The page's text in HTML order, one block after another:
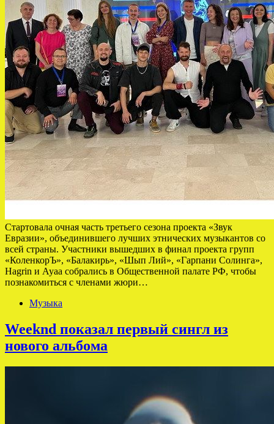
Стартовала очная часть третьего сезона проекта «Звук
Евразии», объединившего лучших этнических музыкантов со
всей страны. Участники вышедших в финал проекта групп
«КоленкорЪ», «Балакирь», «Шып Лий», «Гарпани Солинга»,
Hagrin и Ayaa собрались в Общественной палате РФ, чтобы
познакомиться с членами жюри…
Музыка
Weeknd показал первый сингл из
нового альбома